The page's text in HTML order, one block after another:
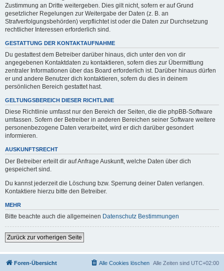
Zustimmung an Dritte weitergeben. Dies gilt nicht, sofern er auf Grund
gesetzlicher Regelungen zur Weitergabe der Daten (z. B. an
Strafverfolgungsbehörden) verpflichtet ist oder die Daten zur Durchsetzung
rechtlicher Interessen erforderlich sind.
GESTATTUNG DER KONTAKTAUFNAHME
Du gestattest dem Betreiber darüber hinaus, dich unter den von dir
angegebenen Kontaktdaten zu kontaktieren, sofern dies zur Übermittlung
zentraler Informationen über das Board erforderlich ist. Darüber hinaus dürfen
er und andere Benutzer dich kontaktieren, sofern du dies in deinem
persönlichen Bereich gestattet hast.
GELTUNGSBEREICH DIESER RICHTLINIE
Diese Richtlinie umfasst nur den Bereich der Seiten, die die phpBB-Software
umfassen. Sofern der Betreiber in anderen Bereichen seiner Software weitere
personenbezogene Daten verarbeitet, wird er dich darüber gesondert
informieren.
AUSKUNFTSRECHT
Der Betreiber erteilt dir auf Anfrage Auskunft, welche Daten über dich
gespeichert sind.
Du kannst jederzeit die Löschung bzw. Sperrung deiner Daten verlangen.
Kontaktiere hierzu bitte den Betreiber.
MEHR
Bitte beachte auch die allgemeinen Datenschutz Bestimmungen
Zurück zur vorherigen Seite
Foren-Übersicht Alle Zeiten sind UTC+02:00
Alle Cookies löschen